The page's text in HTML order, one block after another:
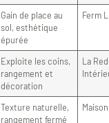
Gain de place au
sol, esthétique
épurée
Ferm
Exploite les coins,
rangement et
décoration
La
Texture naturelle,
rangement fermé